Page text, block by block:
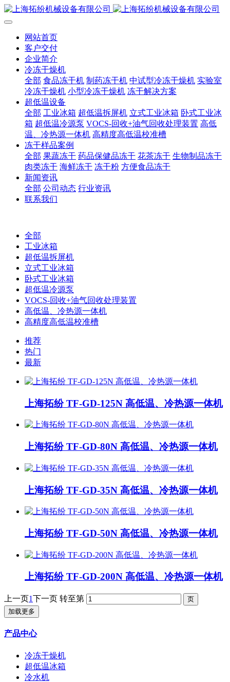
网站首页
客户交付
企业简介
冷冻干燥机
全部 食品冻干机 制药冻干机 中试型冷冻干燥机 实验室
冷冻干燥机 小型冷冻干燥机 冻干解决方案
超低温设备
全部 工业冰箱 超低温拆屏机 立式工业冰箱 卧式工业冰
箱 超低温冷源泵 VOCS-回收+油气回收处理装置 高低
温、冷热源一体机 高精度高低温校准槽
冻干样品案例
全部 果蔬冻干 药品保健品冻干 花茶冻干 生物制品冻干
肉类冻干 海鲜冻干 冻干粉 方便食品冻干
新闻资讯
全部 公司动态 行业资讯
联系我们
全部
工业冰箱
超低温拆屏机
立式工业冰箱
卧式工业冰箱
超低温冷源泵
VOCS-回收+油气回收处理装置
高低温、冷热源一体机
高精度高低温校准槽
推荐
热门
最新
上海拓纷 TF-GD-125N 高低温、冷热源一体机
上海拓纷 TF-GD-80N 高低温、冷热源一体机
上海拓纷 TF-GD-35N 高低温、冷热源一体机
上海拓纷 TF-GD-50N 高低温、冷热源一体机
上海拓纷 TF-GD-200N 高低温、冷热源一体机
上一页1下一页 转至第
加载更多
产品中心
冷冻干燥机
超低温冰箱
冷水机